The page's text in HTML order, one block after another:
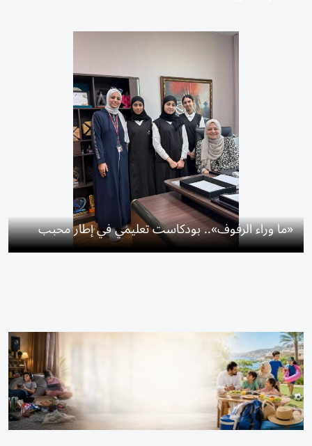
«ما وراء الرفوف».. بودكاست تعليمي في إطار محبب